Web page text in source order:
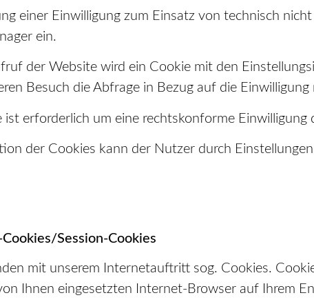
einer Einwilligung zum Einsatz von technisch
ein.
der Website wird ein Cookie mit den
Besuch die Abfrage in Bezug auf die
ist erforderlich um eine rechtskonforme Einwilligung
der Cookies kann der Nutzer durch
Cookies/Session-Cookies
mit unserem Internetauftritt sog. Cookies.
Ihnen eingesetzten Internet-Browser auf Ihrem